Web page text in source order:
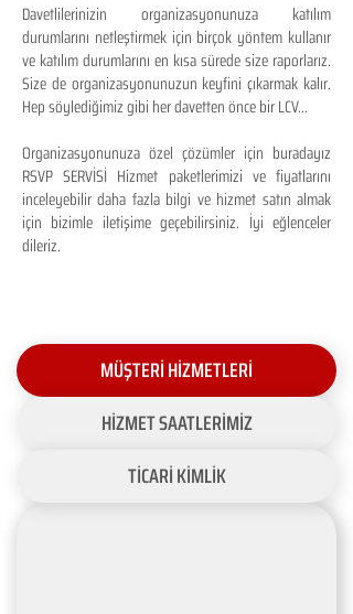
Davetlilerinizin organizasyonunuza katılım
durumlarını netleştirmek için birçok yöntem kullanır
ve katılım durumlarını en kısa sürede size raporlarız.
Size de organizasyonunuzun keyfini çıkarmak kalır.
Hep söylediğimiz gibi her davetten önce bir LCV...
Organizasyonunuza özel çözümler için buradayız
RSVP SERVİSİ Hizmet paketlerimizi ve fiyatlarını
inceleyebilir daha fazla bilgi ve hizmet satın almak
için bizimle iletişime geçebilirsiniz. İyi eğlenceler
dileriz.
MÜŞTERİ HİZMETLERİ
HİZMET SAATLERİMİZ
TİCARİ KİMLİK